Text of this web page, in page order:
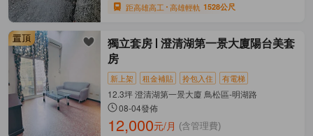
距高雄高工 高雄輕軌 1528公尺
獨立套房
澄清湖第一景大廈陽台美套
房
新上架 租金補貼 拎包入住 有電梯
12.3坪 澄清湖第一景大廈 鳥松區-明湖路
08-04發佈
12,000元/月 (含管理費)